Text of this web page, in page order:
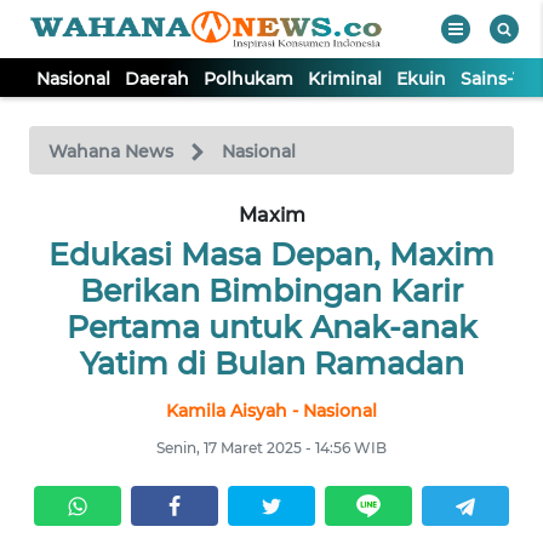
Nasional Daerah Polhukam Kriminal Ekuin Sains-
Wahana News Nasional
Maxim
Edukasi Masa Depan, Maxim
Berikan Bimbingan Karir
Pertama untuk Anak-anak
Yatim di Bulan Ramadan
Kamila Aisyah - Nasional
Senin, 17 Maret 2025 - 14:56 WIB
TV
Tutup
DAERAH
POLHUKAM
EKUIN